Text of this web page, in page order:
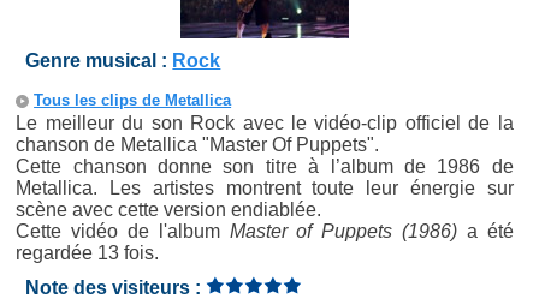
Genre musical : Rock
Tous les clips de Metallica
Le meilleur du son Rock avec le vidéo-clip officiel de la
chanson de Metallica "Master Of Puppets".
Cette chanson donne son titre à l’album de 1986 de
Metallica. Les artistes montrent toute leur énergie sur
scène avec cette version endiablée.
Cette vidéo de l'album Master of Puppets (1986) a été
regardée 13 fois.
Note des visiteurs :